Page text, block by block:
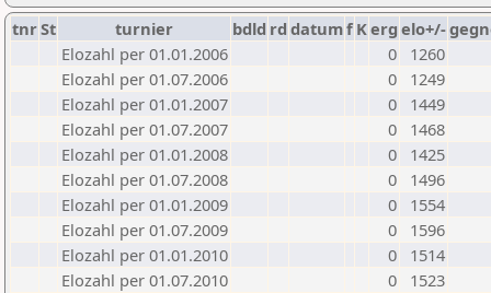
tnrSt turnier bdld rd datumf Kerg elo+/-
Elozahl per 01.01.2006
0
1260
Elozahl per 01.07.2006
0
1249
Elozahl per 01.01.2007
0
1449
Elozahl per 01.07.2007
0
1468
Elozahl per 01.01.2008
0
1425
Elozahl per 01.07.2008
0
1496
Elozahl per 01.01.2009
0
1554
Elozahl per 01.07.2009
0
1596
Elozahl per 01.01.2010
0
1514
Elozahl per 01.07.2010
0
1523